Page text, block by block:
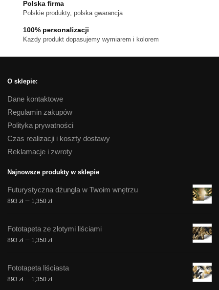
produktu
Polska firma
Polskie produkty, polska gwarancja
100% personalizacji
Kazdy produkt dopasujemy wymiarem i kolorem
O sklepie:
Dane kontaktowe
Regulamin zakupów
Polityka prywatności
Czas realizacji i koszty dostawy
Reklamacje i zwroty
Najnowsze produkty w sklepie
Futurystyczna dżungla w Twoim wnętrzu
893 zł – 1,350 złZakres
893 zł
do
Fototapeta ze złotymi liściami
893 zł – 1,350 złZakres
893 zł
do
Fototapeta liściasta
893 zł – 1,350 złZakres